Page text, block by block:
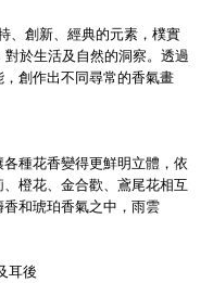
、創新、經典的元素，樸實
於生活及自然的洞察。透過
創作出不同尋常的香氣畫
種花香變得更鮮明立體，依
橙花、金合歡、鳶尾花相互
和琥珀香氣之中，雨雲
耳後